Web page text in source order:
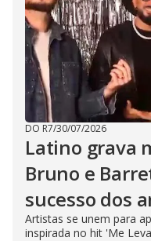
DO R7/30/07/2026
Latino grava
Bruno e
sucesso dos
Artistas se unem para
inspirada no hit 'Me